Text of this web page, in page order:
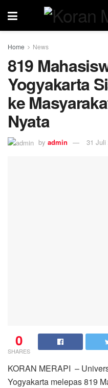
Home News
819
Yogyakarta
ke
Nyata
by admin 31 Juli
0
SHARES
KORAN MERAPI –
Yogyakarta melepas 819